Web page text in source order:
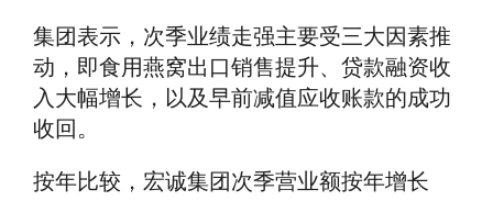
集团表示，次季业绩走强主要受三大因素推
动，即食用燕窝出口销售提升、贷款融资收
入大幅增长，以及早前减值应收账款的成功
收回。
按年比较，宏诚集团次季营业额按年增长